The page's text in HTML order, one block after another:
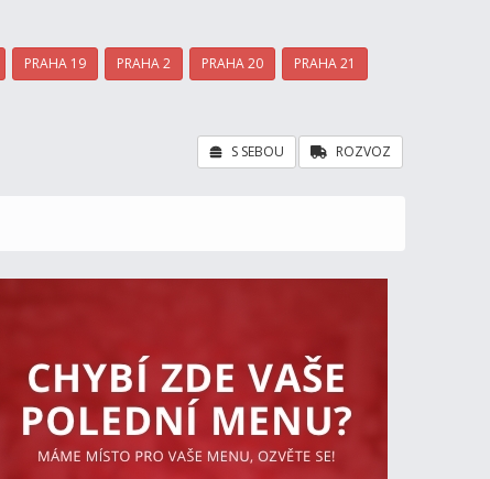
PRAHA 19 PRAHA 2 PRAHA 20 PRAHA 21
ROZVOZ
S SEBOU